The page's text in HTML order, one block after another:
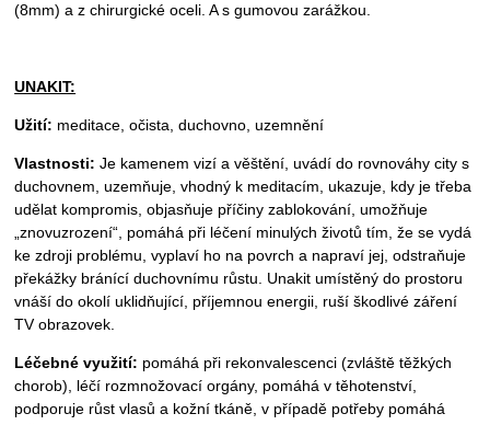
(8mm) a z chirurgické oceli. A s gumovou zarážkou.
UNAKIT:
Užití: meditace, očista, duchovno, uzemnění
Vlastnosti: Je kamenem vizí a věštění, uvádí do rovnováhy city s
duchovnem, uzemňuje, vhodný k meditacím, ukazuje, kdy je třeba
udělat kompromis, objasňuje příčiny zablokování, umožňuje
„znovuzrození“, pomáhá při léčení minulých životů tím, že se vydá
ke zdroji problému, vyplaví ho na povrch a napraví jej, odstraňuje
překážky bránící duchovnímu růstu. Unakit umístěný do prostoru
vnáší do okolí uklidňující, příjemnou energii, ruší škodlivé záření
TV obrazovek.
Léčebné využití: pomáhá při rekonvalescenci (zvláště těžkých
chorob), léčí rozmnožovací orgány, pomáhá v těhotenství,
podporuje růst vlasů a kožní tkáně, v případě potřeby pomáhá